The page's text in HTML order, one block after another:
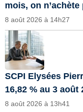
mois, on
8 août 2026 à 14h27
SCPI Elysées
16,82 % au 3 août
8 août 2026 à 13h41